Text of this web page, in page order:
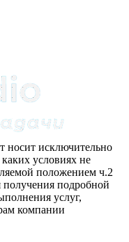
исключительно
условиях не
положением ч.2
получения подробной
услуг,
компании